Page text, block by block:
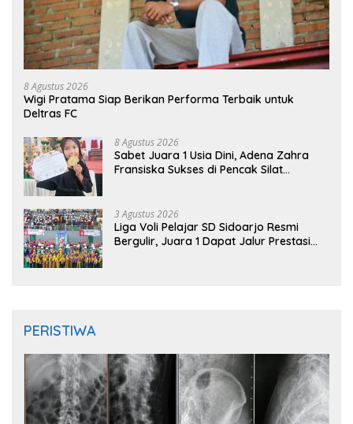
8 Agustus 2026
Wigi Pratama Siap Berikan Performa Terbaik untuk
Deltras FC
8 Agustus 2026
Sabet Juara 1 Usia Dini, Adena Zahra
Fransiska Sukses di Pencak Silat
3 Agustus 2026
Liga Voli Pelajar SD Sidoarjo Resmi
Bergulir, Juara 1 Dapat Jalur Prestasi
PERISTIWA